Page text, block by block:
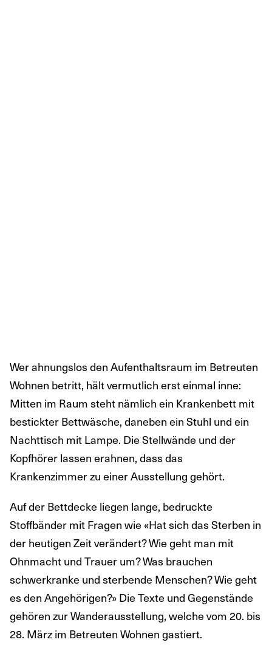
Wer ahnungslos den Aufenthaltsraum im Betreuten
Wohnen betritt, hält vermutlich erst einmal inne:
Mitten im Raum steht nämlich ein Krankenbett mit
bestickter Bettwäsche, daneben ein Stuhl und ein
Nachttisch mit Lampe. Die Stellwände und der
Kopfhörer lassen erahnen, dass das
Krankenzimmer zu einer Ausstellung gehört.
Auf der Bettdecke liegen lange, bedruckte
Stoffbänder mit Fragen wie «Hat sich das Sterben in
der heutigen Zeit verändert? Wie geht man mit
Ohnmacht und Trauer um? Was brauchen
schwerkranke und sterbende Menschen? Wie geht
es den Angehörigen?» Die Texte und Gegenstände
gehören zur Wanderausstellung, welche vom 20. bis
28. März im Betreuten Wohnen gastiert.